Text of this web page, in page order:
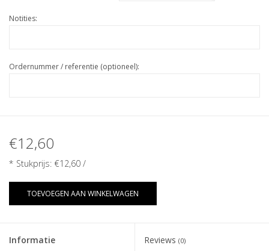
Notities:
Ordernummer / referentie (optioneel):
€12,60
* Stukprijs: €12,60 /
TOEVOEGEN AAN WINKELWAGEN
Informatie Reviews (0)